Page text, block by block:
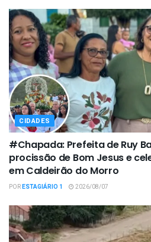
CIDADES
#Chapada: Prefeita de Ruy
procissão de Bom Jesus e
em Caldeirão do Morro
PORESTAGIÁRIO 1 2026/08/07